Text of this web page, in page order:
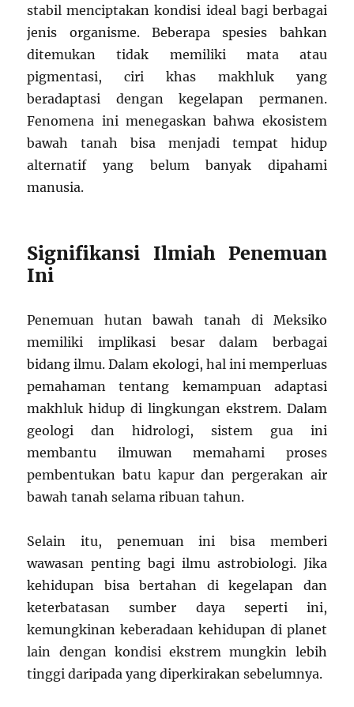
stabil menciptakan kondisi ideal bagi berbagai
jenis organisme. Beberapa spesies bahkan
ditemukan tidak memiliki mata atau
pigmentasi, ciri khas makhluk yang
beradaptasi dengan kegelapan permanen.
Fenomena ini menegaskan bahwa ekosistem
bawah tanah bisa menjadi tempat hidup
alternatif yang belum banyak dipahami
manusia.
Signifikansi Ilmiah Penemuan
Ini
Penemuan hutan bawah tanah di Meksiko
memiliki implikasi besar dalam berbagai
bidang ilmu. Dalam ekologi, hal ini memperluas
pemahaman tentang kemampuan adaptasi
makhluk hidup di lingkungan ekstrem. Dalam
geologi dan hidrologi, sistem gua ini
membantu ilmuwan memahami proses
pembentukan batu kapur dan pergerakan air
bawah tanah selama ribuan tahun.
Selain itu, penemuan ini bisa memberi
wawasan penting bagi ilmu astrobiologi. Jika
kehidupan bisa bertahan di kegelapan dan
keterbatasan sumber daya seperti ini,
kemungkinan keberadaan kehidupan di planet
lain dengan kondisi ekstrem mungkin lebih
tinggi daripada yang diperkirakan sebelumnya.